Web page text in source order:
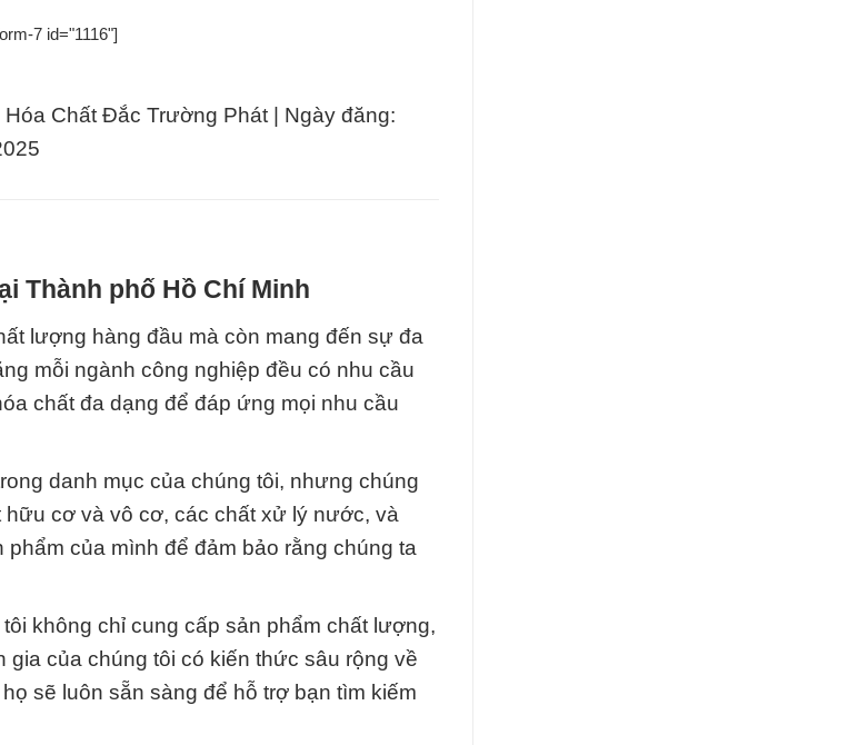
7 id="1116"]
Hóa Chất Đắc Trường Phát | Ngày đăng:
Thành phố Hồ Chí Minh
lượng hàng đầu mà còn mang đến sự đa
mỗi ngành công nghiệp đều có nhu cầu
chất đa dạng để đáp ứng mọi nhu cầu
danh mục của chúng tôi, nhưng chúng
cơ và vô cơ, các chất xử lý nước, và
của mình để đảm bảo rằng chúng ta
không chỉ cung cấp sản phẩm chất lượng,
của chúng tôi có kiến thức sâu rộng về
sẽ luôn sẵn sàng để hỗ trợ bạn tìm kiếm